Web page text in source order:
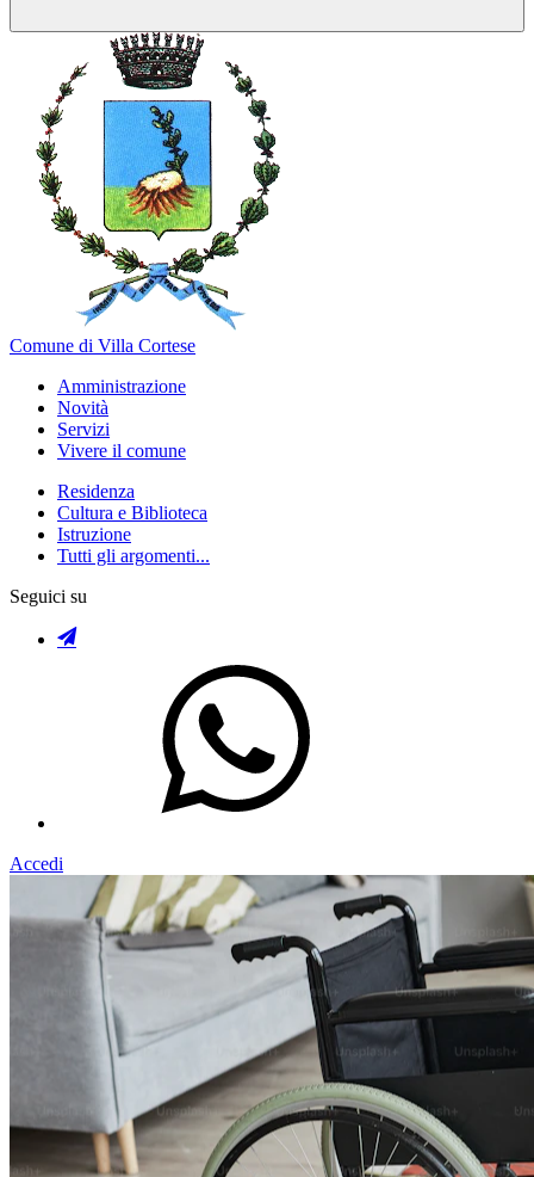
Comune di Villa Cortese
Amministrazione
Novità
Servizi
Vivere il comune
Residenza
Cultura e Biblioteca
Istruzione
Tutti gli argomenti...
Seguici su
Accedi